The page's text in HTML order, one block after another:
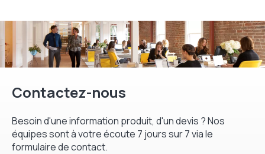
Contactez-nous
Besoin d'une information produit, d'un devis ? Nos
équipes sont à votre écoute 7 jours sur 7 via le
formulaire de contact.